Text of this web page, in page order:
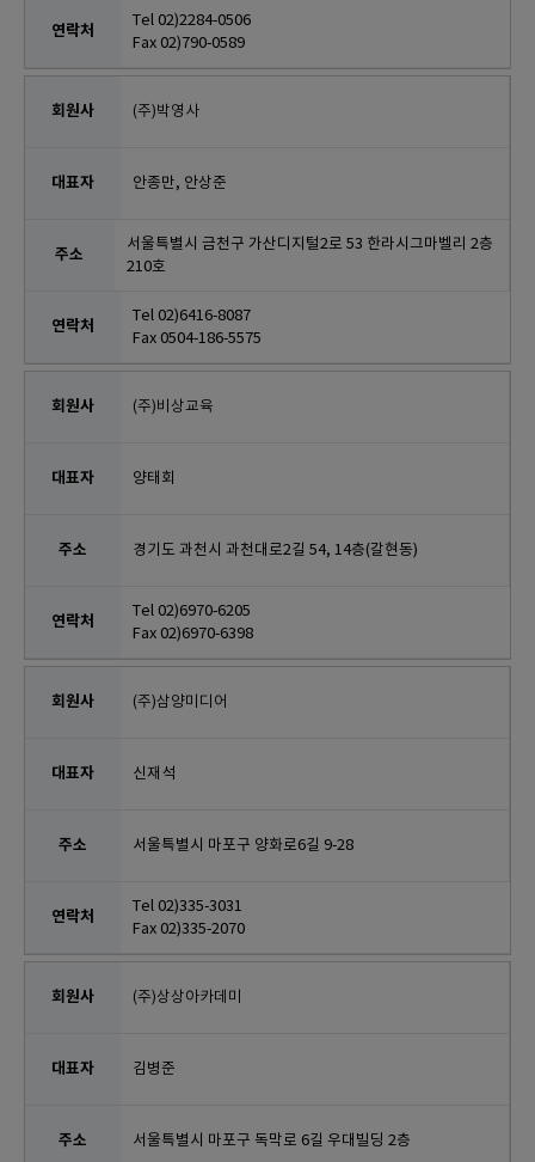
Tel 02)2284-0506
Fax 02)790-0589
(주)박영사
안종만, 안상준
서울특별시 금천구 가산디지털2로 53 한라시그마벨리 2층
210호
Tel 02)6416-8087
Fax 0504-186-5575
(주)비상교육
양태회
경기도 과천시 과천대로2길 54, 14층(갈현동)
Tel 02)6970-6205
Fax 02)6970-6398
(주)삼양미디어
신재석
서울특별시 마포구 양화로6길 9-28
Tel 02)335-3031
Fax 02)335-2070
(주)상상아카데미
김병준
서울특별시 마포구 독막로 6길 우대빌딩 2층